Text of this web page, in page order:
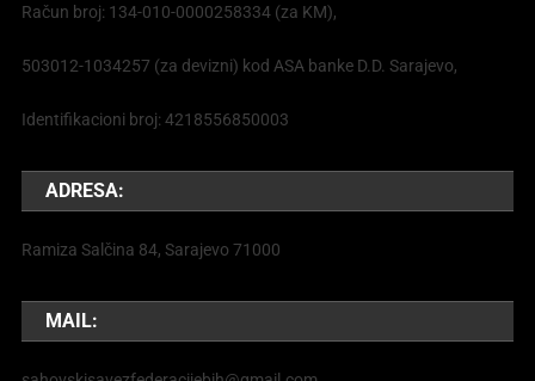
Račun broj: 134-010-0000258334 (za KM),
503012-1034257 (za devizni) kod ASA banke D.D. Sarajevo,
Identifikacioni broj: 4218556850003
ADRESA:
Ramiza Salčina 84, Sarajevo 71000
MAIL: